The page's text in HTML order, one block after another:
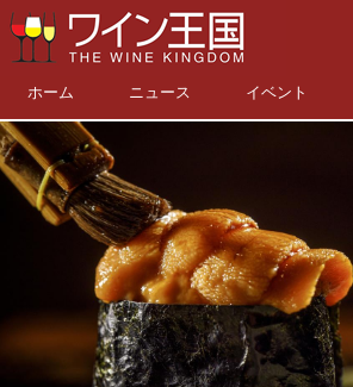
ホーム ニュース イベント